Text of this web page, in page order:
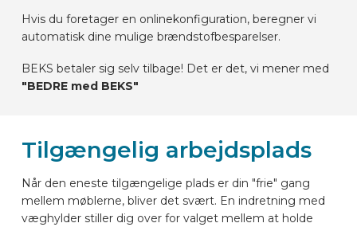
Hvis du foretager en onlinekonfiguration, beregner vi
automatisk dine mulige brændstofbesparelser.
BEKS betaler sig selv tilbage! Det er det, vi mener med
"BEDRE med BEKS"
Tilgængelig arbejdsplads
Når den eneste tilgængelige plads er din "frie" gang
mellem møblerne, bliver det svært. En indretning med
væghylder stiller dig over for valget mellem at holde